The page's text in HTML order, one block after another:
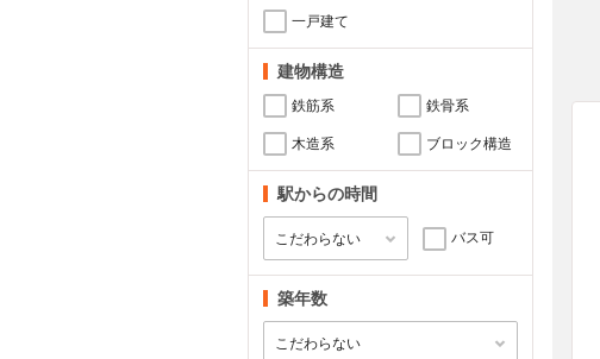
一戸建て
建物構造
鉄筋系 鉄骨系
木造系 ブロック構造
駅からの時間
バス可
築年数